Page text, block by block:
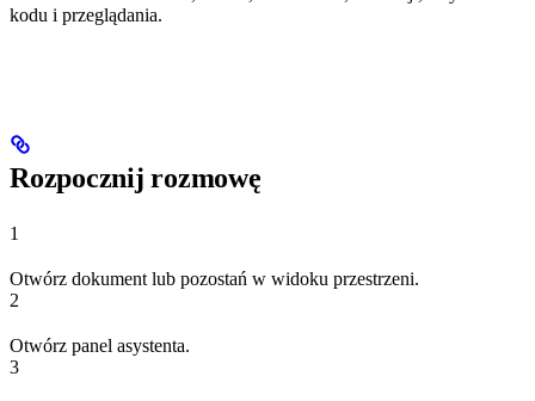
kodu i przeglądania.
Rozpocznij rozmowę
1
Otwórz dokument lub pozostań w widoku przestrzeni.
2
Otwórz panel asystenta.
3